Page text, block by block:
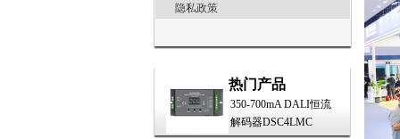
隐私政策
热门产品
350-700mA DALI恒流
解码器DSC4LMC